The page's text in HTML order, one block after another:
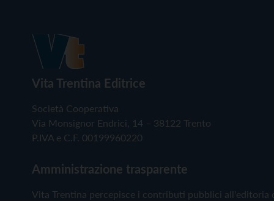
Vita Trentina Editrice
Società Cooperativa
Via Monsignor Endrici, 14 – 38122 Trento
P.IVA e C.F. 00199960220
Amministrazione trasparente
Vita Trentina percepisce i contributi pubblici all'editoria